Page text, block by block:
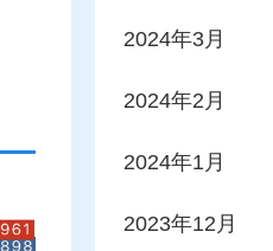
2024年3月
2024年2月
2024年1月
2023年12月